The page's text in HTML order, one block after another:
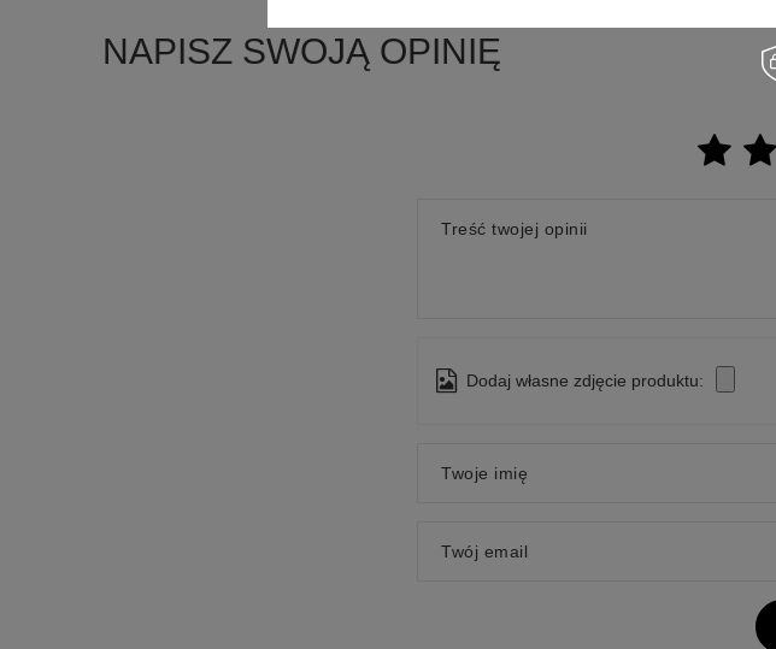
NAPISZ SWOJĄ OPINIĘ
Treść twojej opinii
Dodaj własne zdjęcie produktu:
Twoje imię
Twój email